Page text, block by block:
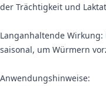
der Trächtigkeit und
Langanhaltende
saisonal, um Würmern
Anwendungshinweise: